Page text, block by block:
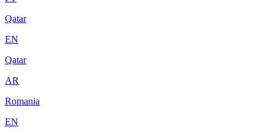
Qatar
EN
Qatar
AR
Romania
EN